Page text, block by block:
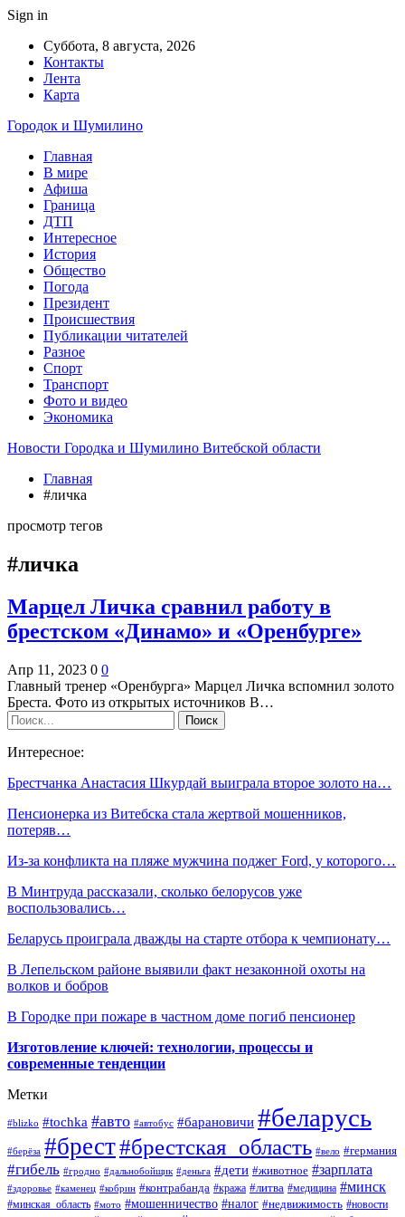
Sign in
Суббота, 8 августа, 2026
Контакты
Лента
Карта
Городок и Шумилино
Главная
В мире
Афиша
Граница
ДТП
Интересное
История
Общество
Погода
Президент
Происшествия
Публикации читателей
Разное
Спорт
Транспорт
Фото и видео
Экономика
Новости Городка и Шумилино Витебской области
Главная
#личка
просмотр тегов
#личка
Марцел Личка сравнил работу в
брестском «Динамо» и «Оренбурге»
Апр 11, 2023 0 0
Главный тренер «Оренбурга» Марцел Личка вспомнил золото
Бреста. Фото из открытых источников В…
Интересное:
Брестчанка Анастасия Шкурдай выиграла второе золото на…
Пенсионерка из Витебска стала жертвой мошенников,
потеряв…
Из-за конфликта на пляже мужчина поджег Ford, у которого…
В Минтруда рассказали, сколько белорусов уже
воспользовались…
Беларусь проиграла дважды на старте отбора к чемпионату…
В Лепельском районе выявили факт незаконной охоты на
волков и бобров
В Городке при пожаре в частном доме погиб пенсионер
Изготовление ключей: технологии, процессы и
современные тенденции
Метки
#blizko #tochka #авто #автобус #барановичи #беларусь
#берёза #брест#брестская_область #вело #германия
#гибель #гродно #дальнобойщик #деньга #дети #животное #зарплата
#здоровье #каменец #кобрин #контрабанда #кража #литва #медицина #минск
#минская_область #мото #мошенничество #налог #недвижимость #новости